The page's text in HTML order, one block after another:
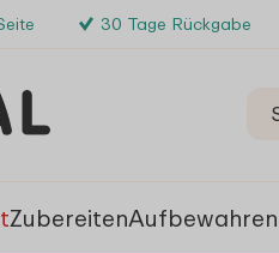
30 Tage Rückgabe
ZubereitenAufbewahren